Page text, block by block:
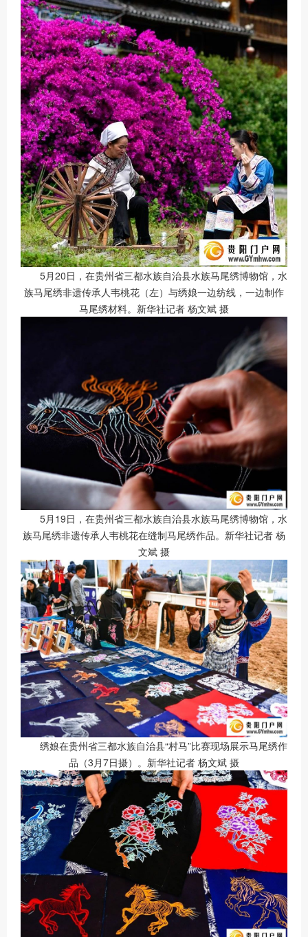
5月20日，在贵州省三都水族自治县水族马尾绣博物馆，水
族马尾绣非遗传承人韦桃花（左）与绣娘一边纺线，一边制作
马尾绣材料。新华社记者 杨文斌 摄
5月19日，在贵州省三都水族自治县水族马尾绣博物馆，水
族马尾绣非遗传承人韦桃花在缝制马尾绣作品。新华社记者 杨
文斌 摄
绣娘在贵州省三都水族自治县“村马”比赛现场展示马尾绣作
品（3月7日摄）。新华社记者 杨文斌 摄